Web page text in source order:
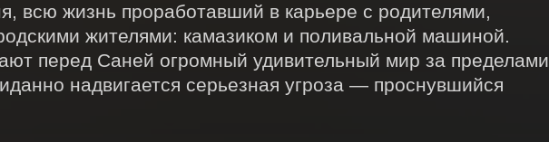
всю жизнь проработавший в карьере с родителями,
жителями: камазиком и поливальной машиной.
перед Саней огромный удивительный мир за пределами
надвигается серьезная угроза — проснувшийся